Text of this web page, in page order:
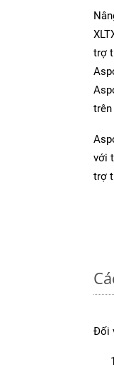
trợ
trên
với
trợ
Đối